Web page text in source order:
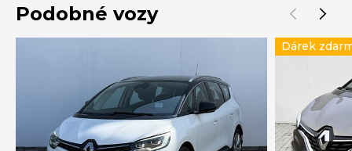
Podobné vozy
Dárek